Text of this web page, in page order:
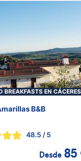
BREAKFASTS EN CÁCERES
B&B
48.5 / 5
Desde 85